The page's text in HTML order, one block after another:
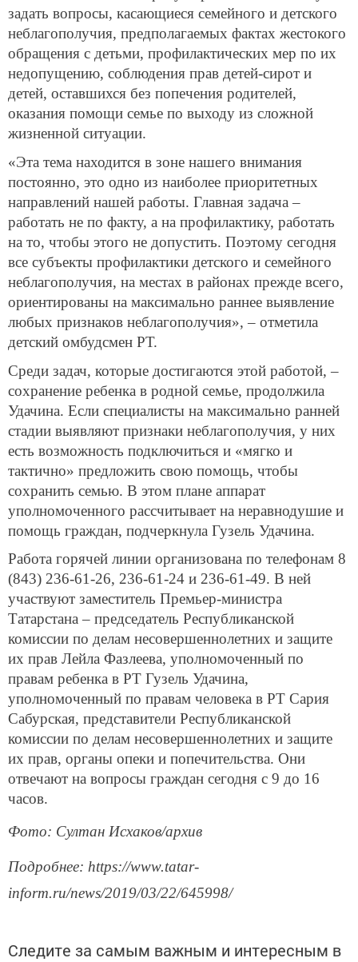
задать вопросы, касающиеся семейного и детского
неблагополучия, предполагаемых фактах жестокого
обращения с детьми, профилактических мер по их
недопущению, соблюдения прав детей-сирот и
детей, оставшихся без попечения родителей,
оказания помощи семье по выходу из сложной
жизненной ситуации.
«Эта тема находится в зоне нашего внимания
постоянно, это одно из наиболее приоритетных
направлений нашей работы. Главная задача –
работать не по факту, а на профилактику, работать
на то, чтобы этого не допустить. Поэтому сегодня
все субъекты профилактики детского и семейного
неблагополучия, на местах в районах прежде всего,
ориентированы на максимально раннее выявление
любых признаков неблагополучия», – отметила
детский омбудсмен РТ.
Среди задач, которые достигаются этой работой, –
сохранение ребенка в родной семье, продолжила
Удачина. Если специалисты на максимально ранней
стадии выявляют признаки неблагополучия, у них
есть возможность подключиться и «мягко и
тактично» предложить свою помощь, чтобы
сохранить семью. В этом плане аппарат
уполномоченного рассчитывает на неравнодушие и
помощь граждан, подчеркнула Гузель Удачина.
Работа горячей линии организована по телефонам 8
(843) 236-61-26, 236-61-24 и 236-61-49. В ней
участвуют заместитель Премьер-министра
Татарстана – председатель Республиканской
комиссии по делам несовершеннолетних и защите
их прав Лейла Фазлеева, уполномоченный по
правам ребенка в РТ Гузель Удачина,
уполномоченный по правам человека в РТ Сария
Сабурская, представители Республиканской
комиссии по делам несовершеннолетних и защите
их прав, органы опеки и попечительства. Они
отвечают на вопросы граждан сегодня с 9 до 16
часов.
Фото: Султан Исхаков/архив
Подробнее: https://www.tatar-
inform.ru/news/2019/03/22/645998/
Следите за самым важным и интересным в